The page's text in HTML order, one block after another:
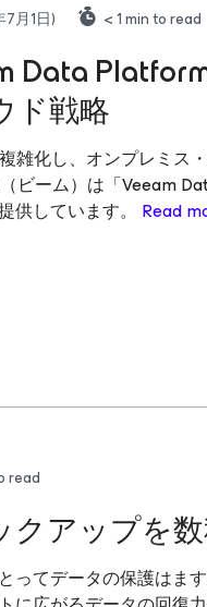
月1日) < 1min to read
Data
ド戦略
雑化し、オンプレミ
ビーム）は「Veeam
供しています。 Read
read
アップを
ってデータの保護はま